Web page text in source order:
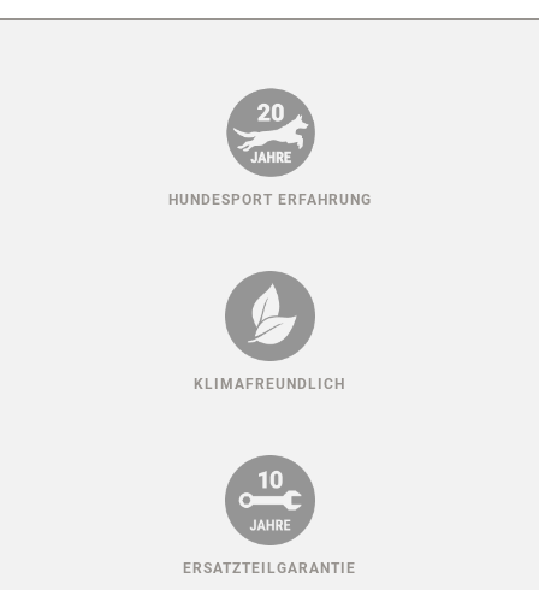
HUNDESPORT ERFAHRUNG
KLIMAFREUNDLICH
ERSATZTEILGARANTIE